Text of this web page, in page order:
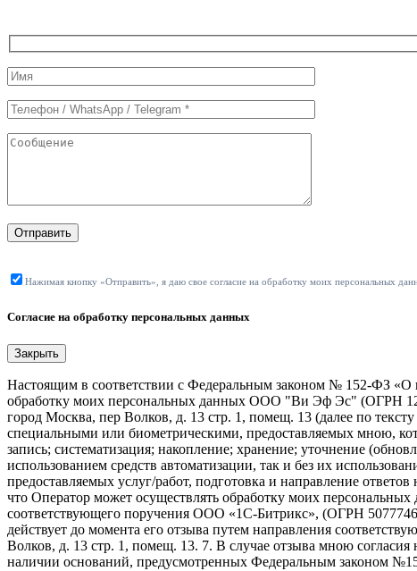
Служебные
поля
формы
Отправить
Нажимая кнопку «Отправить», я даю свое согласие на обработку моих персональных
Согласие на обработку персональных данных
Закрыть
Настоящим в соответствии с Федеральным законом № 152-ФЗ «О
обработку моих персональных данных ООО "Ви Эф Эс" (ОГРН
город Москва, пер Волков, д. 13 стр. 1, помещ. 13 (далее по
специальными или биометрическими, предоставляемых мною,
запись; систематизация; накопление; хранение; уточнение
использованием средств автоматизации, так и без их
предоставляемых услуг/работ, подготовка и направление
что Оператор может осуществлять обработку моих
соответствующего поручения ООО «1С-Битрикс», (ОГРН
действует до момента его отзыва путем направления
Волков, д. 13 стр. 1, помещ. 13. 7. В случае отзыва мною
наличии оснований, предусмотренных Федеральным законом